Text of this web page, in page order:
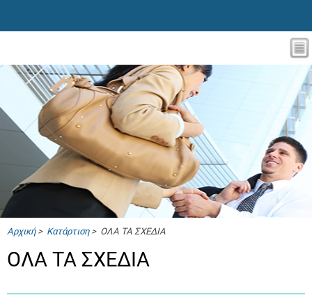
Αρχική> Κατάρτιση> ΟΛΑ ΤΑ ΣΧΕΔΙΑ
ΟΛΑ ΤΑ ΣΧΕΔΙΑ